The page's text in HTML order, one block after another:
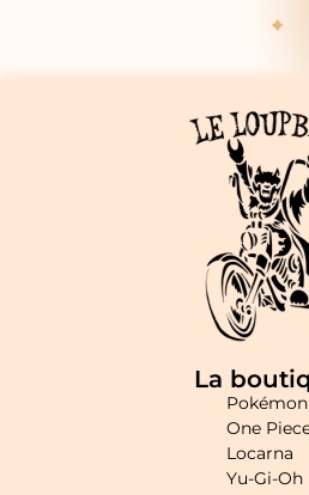
La
Pokémon
One
Locarna
Yu-Gi-Oh